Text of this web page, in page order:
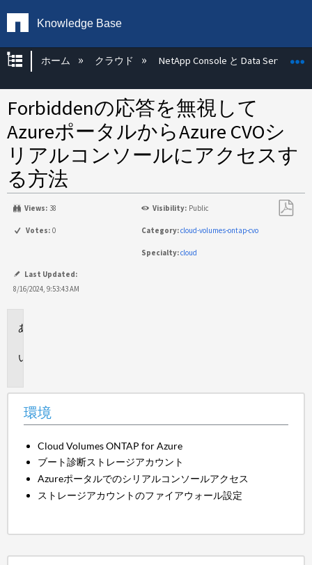
Knowledge Base
グローバル階層を展開/折りたたむ
ホーム クラウド NetApp Console と Data Services
Forbiddenの応答を無視して
AzureポータルからAzure CVOシ
リアルコンソールにアクセスす
る方法
Views: 38 Visibility: Public
Votes: 0 Category:cloud-volumes-ontap-cvo
Specialty:cloud
Last Updated:
8/16/2024, 9:53:43 AM
環境
Cloud Volumes ONTAP for Azure
ブート診断ストレージアカウント
Azureポータルでのシリアルコンソールアクセス
ストレージアカウントのファイアウォール設定